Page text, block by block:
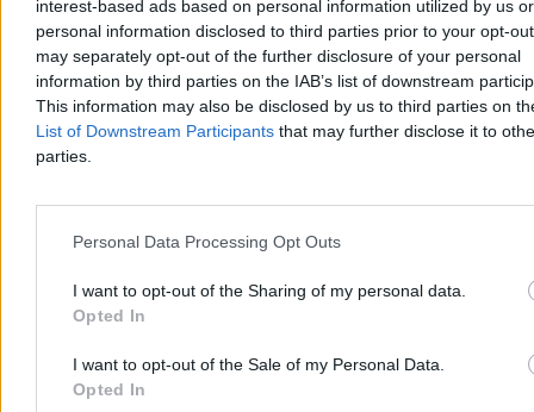
interest-based ads based on personal information utilized by us or
personal information disclosed to third parties prior to your opt-
may separately opt-out of the further disclosure of your personal
information by third parties on the IAB’s list of downstream
This information may also be disclosed by us to third parties on
List of Downstream Participants that may further disclose it to
parties.
Personal Data Processing Opt Outs
I want to opt-out of the Sharing of my personal data.
Opted In
I want to opt-out of the Sale of my Personal Data.
Opted In
Morawiecki zakłada partię, a nadal go nie
wyrzucili. Karski: Liczyliśmy na opamiętanie
Choć Mateusz Morawiecki już zapowiedział, że najpóźniej do 15
członkiem Prawa i Sprawiedliwości. To samo dotyczy
kilkudziesięciu stronników byłego premiera. Ale już niedługo. – Dla
wielu z nas ważne jest, żeby rozstać się w zgodzie i z klasą – mówi